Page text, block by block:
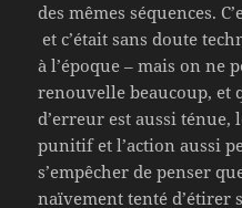
des mêmes séquences.
et c’était sans doute
à l’époque – mais on ne
renouvelle beaucoup, et
d’erreur est aussi
punitif et l’action aussi
s’empêcher de penser
naïvement tenté d’étirer